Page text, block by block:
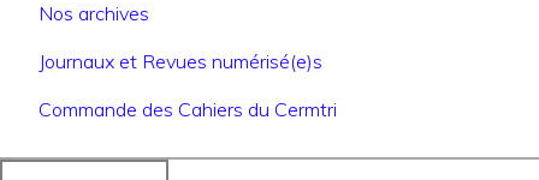
Nos archives
Journaux et Revues numérisé(e)s
Commande des Cahiers du Cermtri